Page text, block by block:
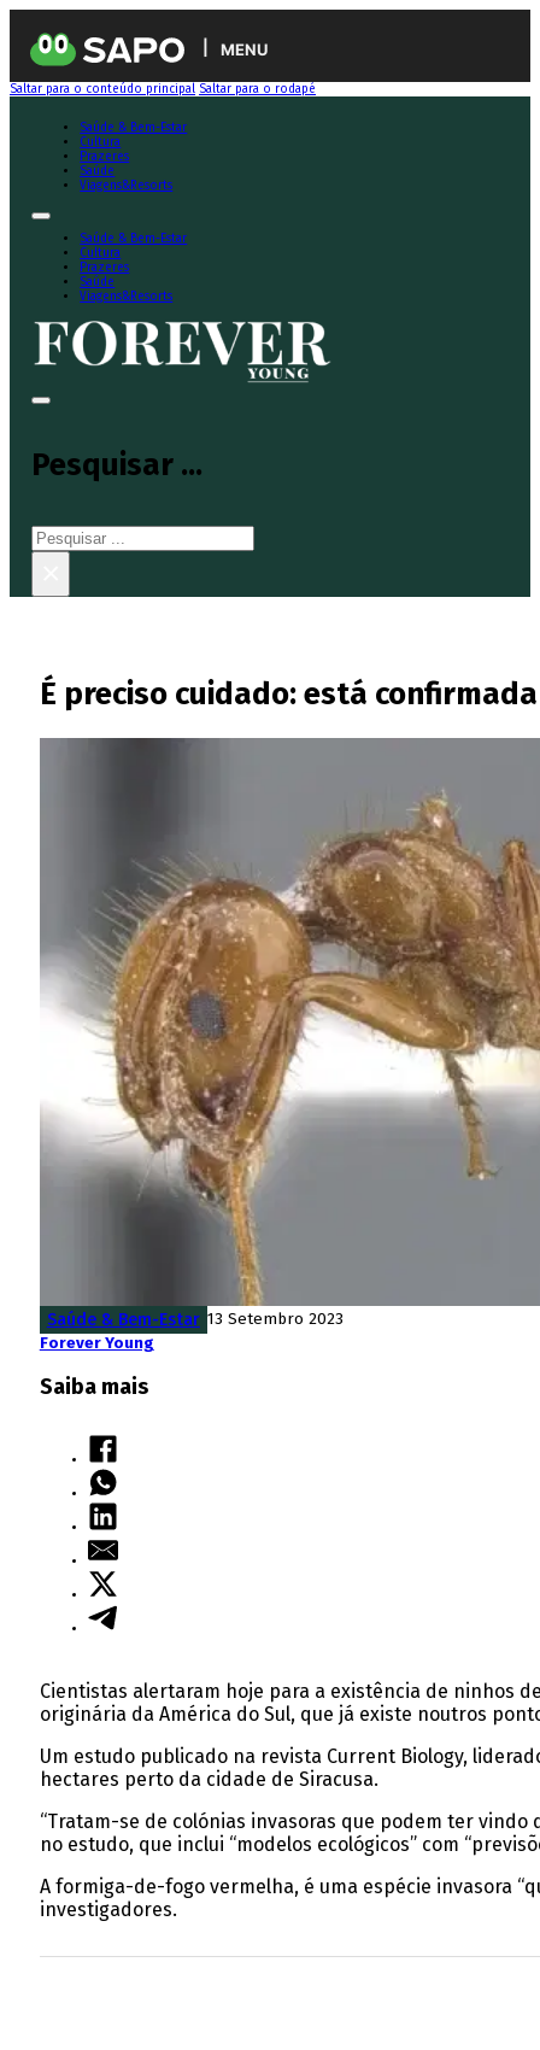
MENU
Saltar para o conteúdo principal Saltar para o rodapé
Saúde & Bem-Estar
Cultura
Prazeres
Saúde
Viagens&Resorts
Saúde & Bem-Estar
Cultura
Prazeres
Saúde
Viagens&Resorts
Pesquisar ...
Pesquisar
É preciso cuidado: está
Saúde & Bem-Estar 13 Setembro 2023
Forever Young
Saiba mais
Cientistas alertaram hoje para a existência de ninhos
originária da América do Sul, que já existe noutros
Um estudo publicado na revista Current Biology,
hectares perto da cidade de Siracusa.
“Tratam-se de colónias invasoras que podem ter vindo
no estudo, que inclui “modelos ecológicos” com
A formiga-de-fogo vermelha, é uma espécie invasora
investigadores.